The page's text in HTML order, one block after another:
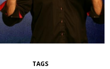
TAGS